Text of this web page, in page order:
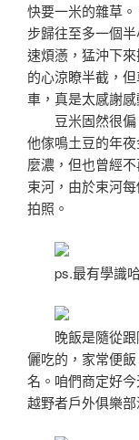
快要一米的雜草
步歸往至多一個
速煩懣，猛沖下
的心涼瞭半截，
車，真是太感謝感
豆米固然很偏
他傢鳴土豆的年
麼濃，但也曾經
束河，由於束河
拍照。
ps.最有學識
晚飯是隨從跟
儷吃的，家常便
名。咱們商定好
越野者戶外俱樂